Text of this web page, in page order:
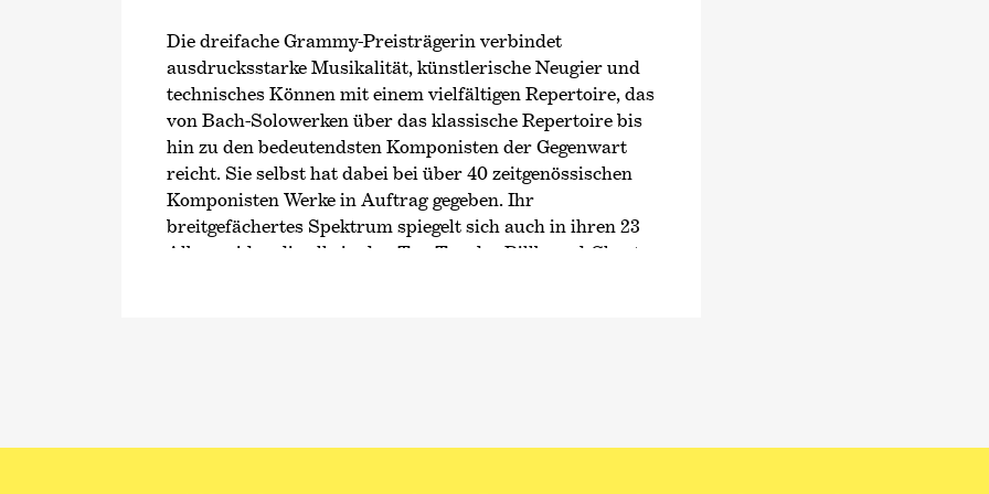
Die dreifache Grammy-Preisträgerin verbindet
ausdrucksstarke Musikalität, künstlerische Neugier und
technisches Können mit einem vielfältigen Repertoire, das
von Bach-Solowerken über das klassische Repertoire bis
hin zu den bedeutendsten Komponisten der Gegenwart
reicht. Sie selbst hat dabei bei über 40 zeitgenössischen
Komponisten Werke in Auftrag gegeben. Ihr
breitgefächertes Spektrum spiegelt sich auch in ihren 23
Alben wider, die alle in den Top Ten der Billboard-Charts